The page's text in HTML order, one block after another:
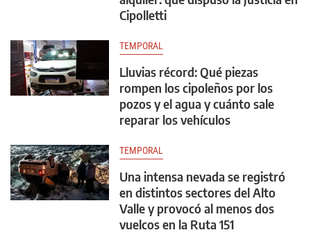
Cipolletti
TEMPORAL
Lluvias récord: Qué piezas
rompen los cipoleños por los
pozos y el agua y cuánto sale
reparar los vehículos
TEMPORAL
Una intensa nevada se registró
en distintos sectores del Alto
Valle y provocó al menos dos
vuelcos en la Ruta 151